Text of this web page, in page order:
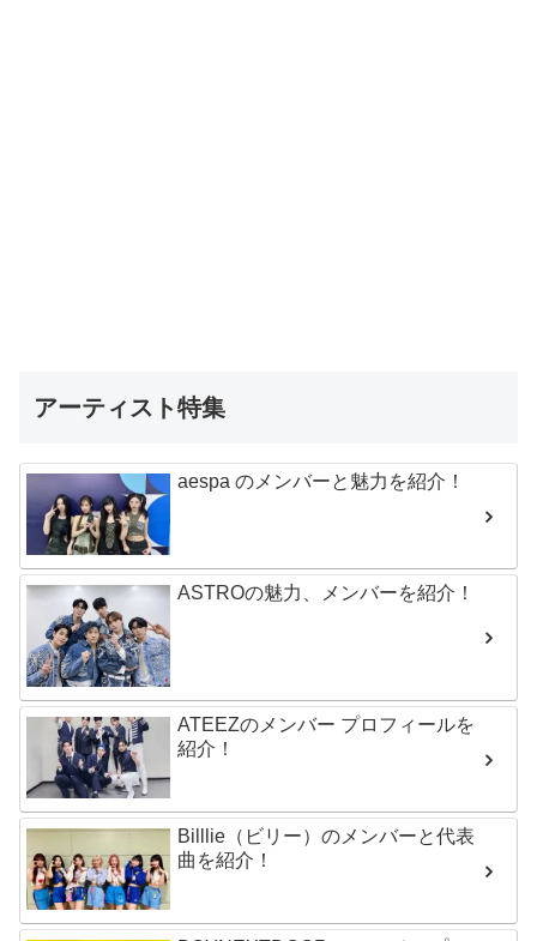
アーティスト特集
aespa のメンバーと魅力を紹介！
ASTROの魅力、メンバーを紹介！
ATEEZのメンバー プロフィールを
紹介！
Billlie（ビリー）のメンバーと代表
曲を紹介！